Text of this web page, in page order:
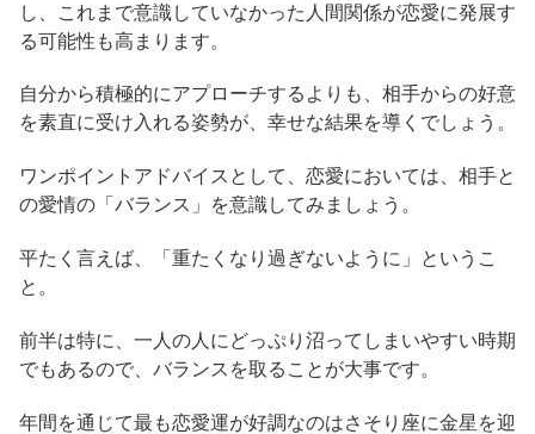
し、これまで意識していなかった人間関係が恋愛に発展す
る可能性も高まります。
自分から積極的にアプローチするよりも、相手からの好意
を素直に受け入れる姿勢が、幸せな結果を導くでしょう。
ワンポイントアドバイスとして、恋愛においては、相手と
の愛情の「バランス」を意識してみましょう。
平たく言えば、「重たくなり過ぎないように」というこ
と。
前半は特に、一人の人にどっぷり沼ってしまいやすい時期
でもあるので、バランスを取ることが大事です。
年間を通じて最も恋愛運が好調なのはさそり座に金星を迎